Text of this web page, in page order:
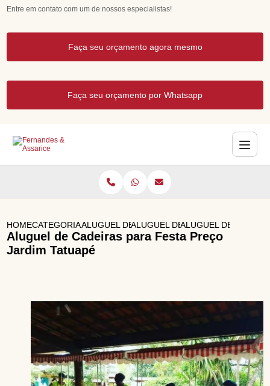
Entre em contato com um de nossos especialistas!
Faça seu orçamento agora mesmo
Faça seu orçamento por Whatsapp
HOMECATEGORIASALUGUEL DE MESAS E CADEIRAS PARA
ALUGUEL DE MESA E CADEIRA
ALUGUEL DE
Aluguel de Cadeiras para Festa Preço
Jardim Tatuapé